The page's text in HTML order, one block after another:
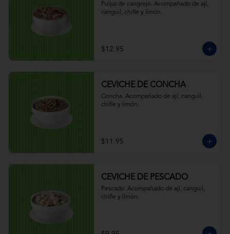
Pulpa de cangrejo. Acompañado de ají,
canguil, chifle y limón.
$12.95
CEVICHE DE CONCHA
Concha. Acompañado de ají, canguil,
chifle y limón.
$11.95
CEVICHE DE PESCADO
Pescado. Acompañado de ají, canguil,
chifle y limón.